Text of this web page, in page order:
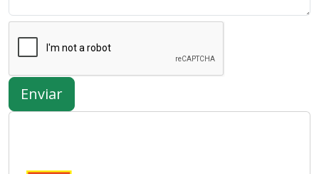
Enviar